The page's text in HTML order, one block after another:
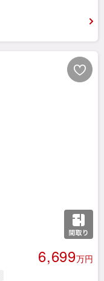
6,699万円